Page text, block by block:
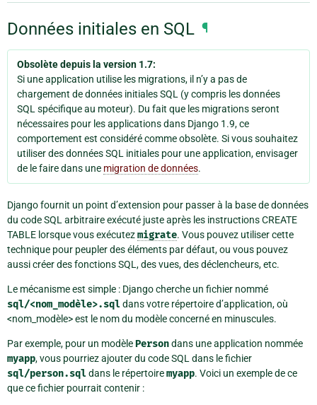
Données initiales en SQL ¶
Obsolète depuis la version 1.7:
Si une application utilise les migrations, il n’y a pas de
chargement de données initiales SQL (y compris les données
SQL spécifique au moteur). Du fait que les migrations seront
nécessaires pour les applications dans Django 1.9, ce
comportement est considéré comme obsolète. Si vous souhaitez
utiliser des données SQL initiales pour une application, envisager
de le faire dans une migration de données.
Django fournit un point d’extension pour passer à la base de données
du code SQL arbitraire exécuté juste après les instructions CREATE
TABLE lorsque vous exécutezmigrate. Vous pouvez utiliser cette
technique pour peupler des éléments par défaut, ou vous pouvez
aussi créer des fonctions SQL, des vues, des déclencheurs, etc.
Le mécanisme est simple : Django cherche un fichier nommé
sql/<nom_modèle>.sqldans votre répertoire d’application, où
<nom_modèle> est le nom du modèle concerné en minuscules.
Par exemple, pour un modèlePersondans une application nommée
myapp, vous pourriez ajouter du code SQL dans le fichier
sql/person.sqldans le répertoiremyapp. Voici un exemple de ce
que ce fichier pourrait contenir :